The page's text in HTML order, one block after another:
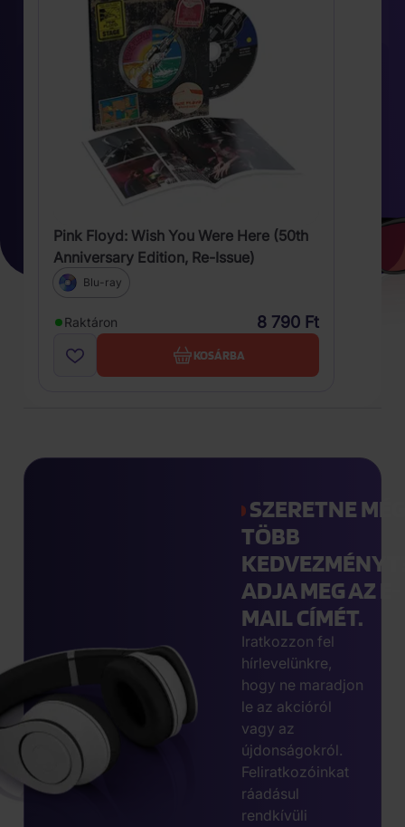
Pink Floyd: Wish You Were Here (50th
Anniversary Edition, Re-Issue)
Blu-ray
Raktáron 8 790 Ft
KOSÁRBA
SZERETNE MÉG
TÖBB
ADJA MEG AZ E-
MAIL CÍMÉT.
Iratkozzon fel
hírlevelünkre,
hogy ne maradjon
le az akcióról
vagy az
újdonságokról.
Feliratkozóinkat
ráadásul
rendkívüli